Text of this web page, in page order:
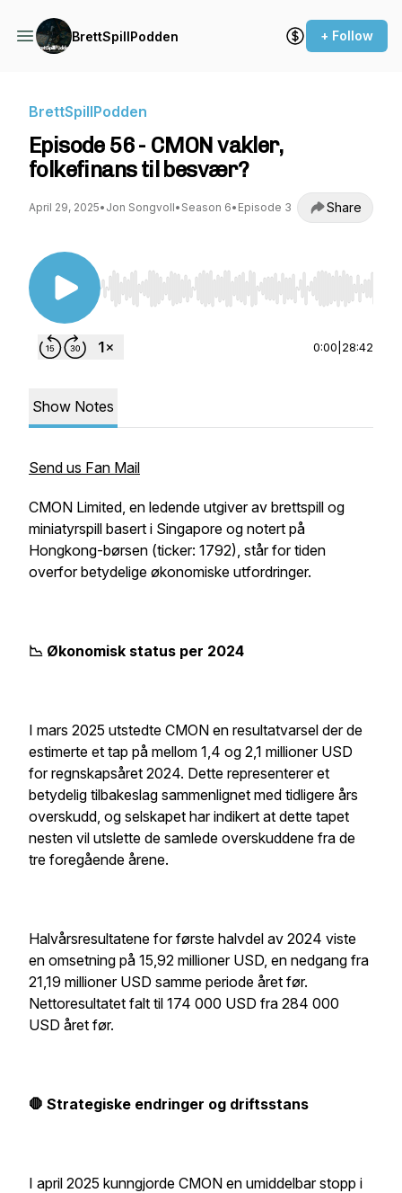
BrettSpillPodden + Follow
BrettSpillPodden
Episode 56 - CMON vakler,
folkefinans til besvær?
April 29, 2025• Jon Songvoll• Season 6• Episode 3 Share
Use Left/Right to seek, Home/End to jump to
0:00 28:42
Show Notes
Send us Fan Mail
CMON Limited, en ledende utgiver av brettspill og
miniatyrspill basert i Singapore og notert på
Hongkong-børsen (ticker: 1792), står for tiden
overfor betydelige økonomiske utfordringer.
📉 Økonomisk status per 2024
I mars 2025 utstedte CMON en resultatvarsel der de
estimerte et tap på mellom 1,4 og 2,1 millioner USD
for regnskapsåret 2024. Dette representerer et
betydelig tilbakeslag sammenlignet med tidligere års
overskudd, og selskapet har indikert at dette tapet
nesten vil utslette de samlede overskuddene fra de
tre foregående årene.
Halvårsresultatene for første halvdel av 2024 viste
en omsetning på 15,92 millioner USD, en nedgang fra
21,19 millioner USD samme periode året før.
Nettoresultatet falt til 174 000 USD fra 284 000
USD året før.
🛑 Strategiske endringer og driftsstans
I april 2025 kunngjorde CMON en umiddelbar stopp i